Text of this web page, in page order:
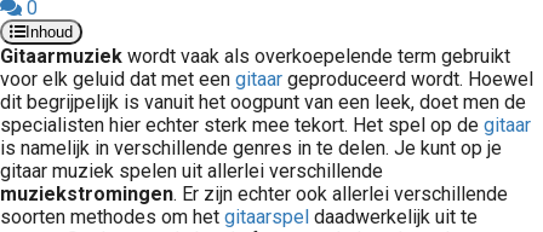
0
Inhoud
Gitaarmuziek wordt vaak als overkoepelende term gebruikt
voor elk geluid dat met een gitaar geproduceerd wordt. Hoewel
dit begrijpelijk is vanuit het oogpunt van een leek, doet men de
specialisten hier echter sterk mee tekort. Het spel op de gitaar
is namelijk in verschillende genres in te delen. Je kunt op je
gitaar muziek spelen uit allerlei verschillende
muziekstromingen. Er zijn echter ook allerlei verschillende
soorten methodes om het gitaarspel daadwerkelijk uit te